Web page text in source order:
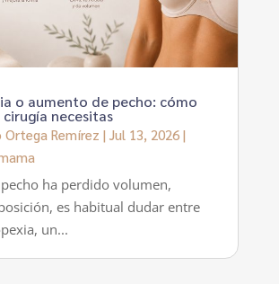
o aumento de pecho: cómo
cirugía necesitas
Ortega Remírez | Jul 13, 2026|
ha perdido volumen,
es habitual dudar entre
un...